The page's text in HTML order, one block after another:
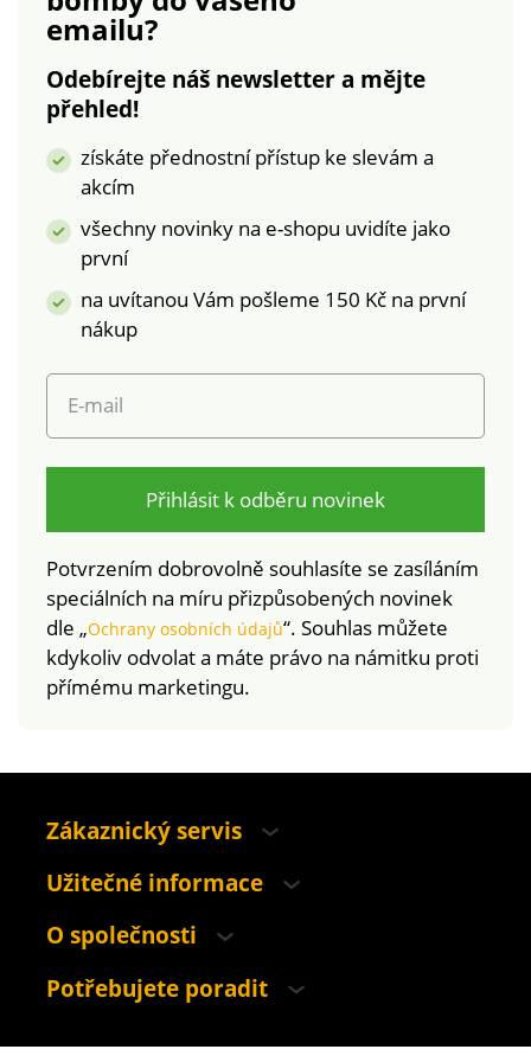
klínovými kapsami. V
prošitým lemem. Lze
emailu?
Odebírejte náš newsletter a mějte
přehled!
získáte přednostní přístup ke slevám a
akcím
všechny novinky na e-shopu uvidíte jako
první
na uvítanou Vám pošleme 150 Kč na první
nákup
E-mail
Přihlásit k odběru novinek
Potvrzením dobrovolně souhlasíte se zasíláním
speciálních na míru přizpůsobených novinek
dle „Ochrany osobních údajů“. Souhlas můžete
kdykoliv odvolat a máte právo na námitku proti
přímému marketingu.
Zákaznický servis
Užitečné informace
O společnosti
Potřebujete poradit